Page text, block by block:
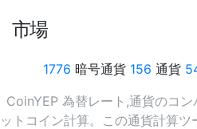
市場
1776 暗号通貨 156 通貨
CoinYEP 為替レート,通貨のコ
ットコイン計算。この通貨計算